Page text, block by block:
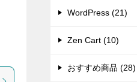
WordPress (21)
Zen Cart (10)
おすすめ商品 (28)